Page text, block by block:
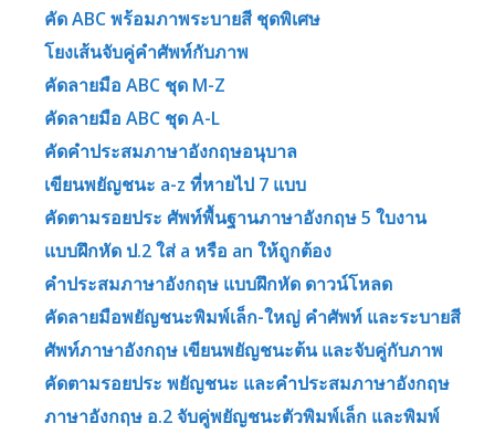
คัด ABC พร้อมภาพระบายสี ชุดพิเศษ
โยงเส้นจับคู่คำศัพท์กับภาพ
คัดลายมือ ABC ชุด M-Z
คัดลายมือ ABC ชุด A-L
คัดคำประสมภาษาอังกฤษอนุบาล
เขียนพยัญชนะ a-z ที่หายไป 7 แบบ
คัดตามรอยประ ศัพท์พื้นฐานภาษาอังกฤษ 5 ใบงาน
แบบฝึกหัด ป.2 ใส่ a หรือ an ให้ถูกต้อง
คำประสมภาษาอังกฤษ แบบฝึกหัด ดาวน์โหลด
คัดลายมือพยัญชนะพิมพ์เล็ก-ใหญ่ คำศัพท์ และระบายสี
ศัพท์ภาษาอังกฤษ เขียนพยัญชนะต้น และจับคู่กับภาพ
คัดตามรอยประ พยัญชนะ และคำประสมภาษาอังกฤษ
ภาษาอังกฤษ อ.2 จับคู่พยัญชนะตัวพิมพ์เล็ก และพิมพ์